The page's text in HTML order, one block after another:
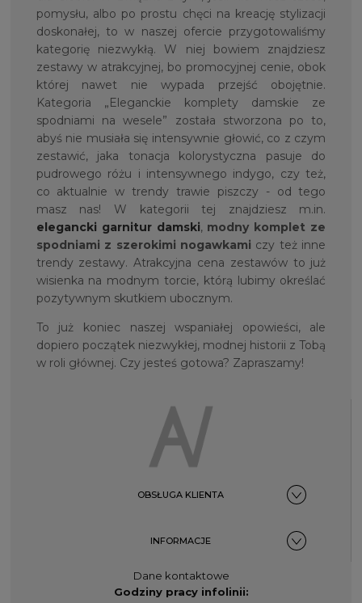
pomysłu, albo po prostu chęci na kreację stylizacji
doskonałej, to w naszej ofercie przygotowaliśmy
kategorię niezwykłą. W niej bowiem znajdziesz
zestawy w atrakcyjnej, bo promocyjnej cenie, obok
której nawet nie wypada przejść obojętnie.
Kategoria „Eleganckie komplety damskie ze
spodniami na wesele” została stworzona po to,
abyś nie musiała się intensywnie głowić, co z czym
zestawić, jaka tonacja kolorystyczna pasuje do
pudrowego różu i intensywnego indygo, czy też,
co aktualnie w trendy trawie piszczy - od tego
masz nas! W kategorii tej znajdziesz m.in.
elegancki garnitur damski, modny komplet ze
spodniami z szerokimi nogawkami czy też inne
trendy zestawy. Atrakcyjna cena zestawów to już
wisienka na modnym torcie, którą lubimy określać
pozytywnym skutkiem ubocznym.
To już koniec naszej wspaniałej opowieści, ale
dopiero początek niezwykłej, modnej historii z Tobą
w roli głównej. Czy jesteś gotowa? Zapraszamy!
OBSŁUGA KLIENTA
INFORMACJE
Dane kontaktowe
Godziny pracy infolinii: